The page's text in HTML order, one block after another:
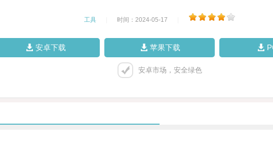
工具 时间：2024-05-17
安卓下载 苹果下载
安卓市场，安全绿色